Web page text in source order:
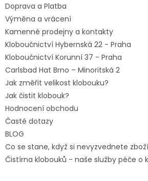
Doprava a Platba
Výměna a vrácení
Kamenné prodejny a kontakty
Kloboučnictví Hybernská 22 - Praha
Kloboučnictví Korunní 37 - Praha
Carlsbad Hat Brno – Minoritská 2
Jak změřit velikost klobouku?
Jak čistit klobouk?
Hodnocení obchodu
Časté dotazy
BLOG
Co se stane, když si nevyzvednete
Čistírna klobouků - naše služby péče o